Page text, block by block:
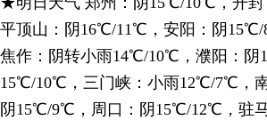
平顶山：阴16℃/11℃，安阳：阴
焦作：阴转小雨14℃/10℃，濮阳：
15℃/10℃，三门峡：小雨12℃/7℃，
阴15℃/9℃，周口：阴15℃/12℃，驻